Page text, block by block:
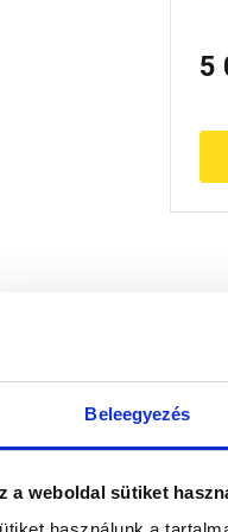
Beleegyezés
a weboldal sütiket
5
- legömbölyített
kúpcseréppel.